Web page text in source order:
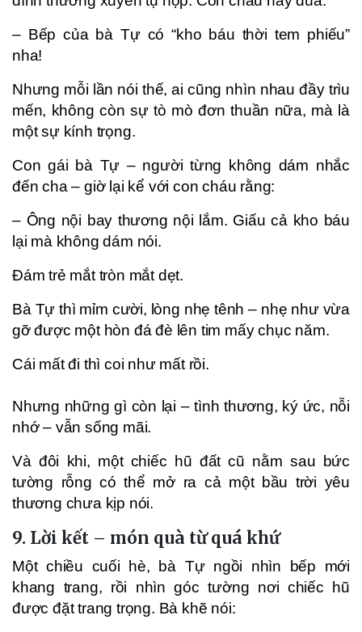
– Bếp của bà Tự có “kho báu thời tem phiếu”
nha!
Nhưng mỗi lần nói thế, ai cũng nhìn nhau đầy trìu
mến, không còn sự tò mò đơn thuần nữa, mà là
một sự kính trọng.
Con gái bà Tự – người từng không dám nhắc
đến cha – giờ lại kể với con cháu rằng:
– Ông nội bay thương nội lắm. Giấu cả kho báu
lại mà không dám nói.
Đám trẻ mắt tròn mắt dẹt.
Bà Tự thì mỉm cười, lòng nhẹ tênh – nhẹ như vừa
gỡ được một hòn đá đè lên tim mấy chục năm.
Cái mất đi thì coi như mất rồi.
Nhưng những gì còn lại – tình thương, ký ức, nỗi
nhớ – vẫn sống mãi.
Và đôi khi, một chiếc hũ đất cũ nằm sau bức
tường rỗng có thể mở ra cả một bầu trời yêu
thương chưa kịp nói.
9. Lời kết – món quà từ quá khứ
Một chiều cuối hè, bà Tự ngồi nhìn bếp mới
khang trang, rồi nhìn góc tường nơi chiếc hũ
được đặt trang trọng. Bà khẽ nói: